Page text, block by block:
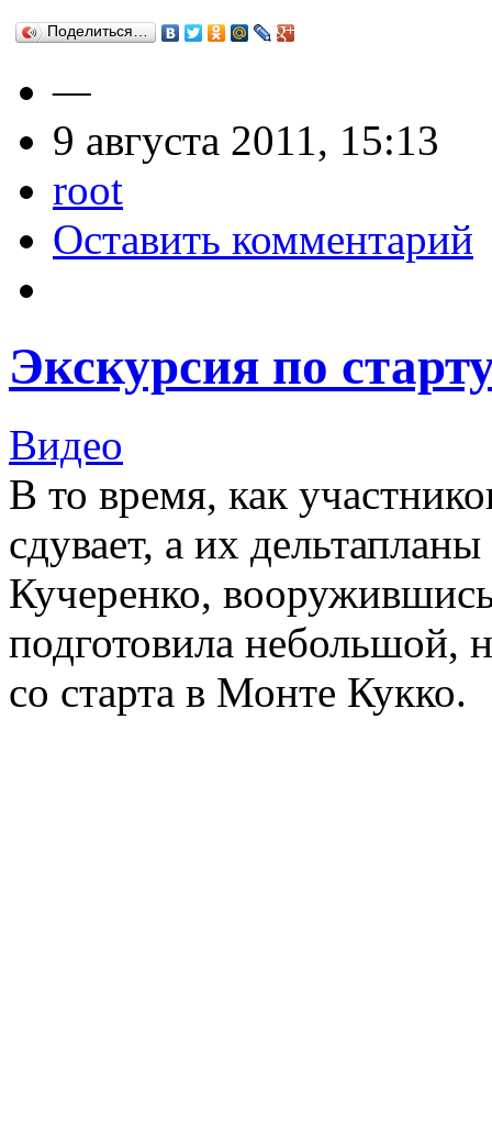
Поделиться…
—
9 августа 2011, 15:13
root
Оставить комментарий
Экскурсия по
Видео
В то время, как
сдувает, а их
Кучеренко,
подготовила небольшой,
со старта в Монте Кукко.